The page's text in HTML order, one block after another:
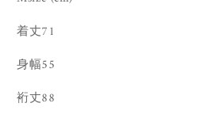
着丈71
身幅55
裄丈88